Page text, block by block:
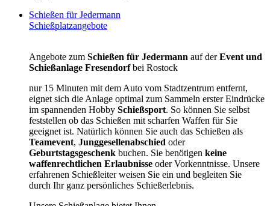
Schießen für Jedermann
Schießplatzangebote
Angebote zum Schießen für Jedermann auf derEvent und
Schießanlage Fresendorfbei Rostock
nur 15 Minuten mit dem Auto vom Stadtzentrum entfernt,
eignet sich die Anlage optimal zum Sammeln erster Eindrücke
im spannenden Hobby Schießsport. So können Sie selbst
feststellen ob das Schießen mit scharfen Waffen für Sie
geeignet ist. Natürlich können Sie auch das Schießen als
Teamevent, Junggesellenabschied oder
Geburtstagsgeschenk buchen. Sie benötigen keine
waffenrechtlichen Erlaubnisse oder Vorkenntnisse. Unsere
erfahrenen Schießleiter weisen Sie ein und begleiten Sie
durch Ihr ganz persönliches Schießerlebnis.